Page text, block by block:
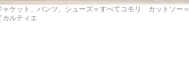
ット、パンツ、シューズ＝すべてコモリ カットソー＝
ルティエ